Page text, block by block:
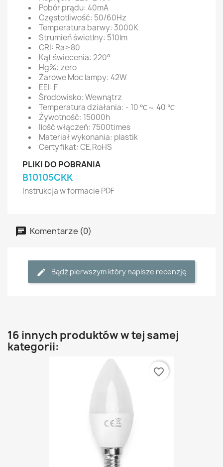
Pobór prądu: 40mA
Częstotliwość: 50/60Hz
Temperatura barwy: 3000K
Strumień świetlny: 510lm
CRI: Ra≥80
Kąt świecenia: 220°
Hg%: zero
Żarowe Moc lampy: 42W
EEI: F
Środowisko: Wewnątrz
Temperatura działania: - 10 ℃～ 40 ℃
Żywotność: 15000h
Ilość włączeń: 7500times
Materiał wykonania: plastik
Certyfikat: CE,RoHS
PLIKI DO POBRANIA
B10105CKK
Instrukcja w formacie PDF
Komentarze (0)
Bądź pierwszym który napisze recenzję
16 innych produktów w tej samej
kategorii:
favorite_border